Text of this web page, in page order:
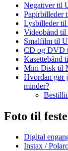
Negativer til
Papirbilleder
Lysbilleder
Videobånd
Smalfilm til
CD og DVD
Kasettebånd
Mini Disk til
Hvordan gør
minder?
Foto til
Digital
Instax /